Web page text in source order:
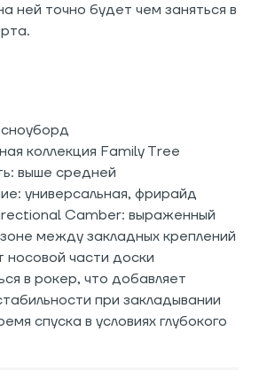
ней точно будет чем заняться в
коллекция Family Tree
выше средней
универсальная, фрирайд
Camber: выраженный
между закладных креплений
носовой части доски
в рокер, что добавляет
при закладывании
спуска в условиях глубокого